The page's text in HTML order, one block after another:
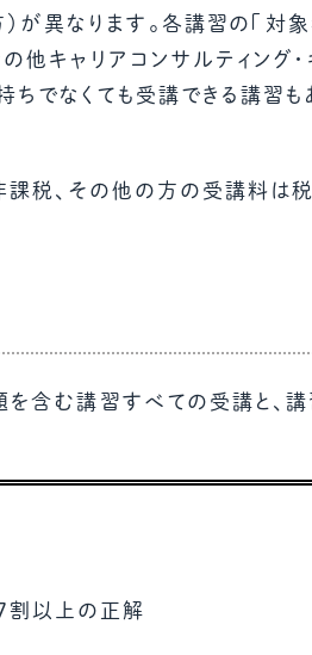
異なります。各講習の「対
他キャリアコンサルティング
でなくても受講できる講習も
税、その他の方の受講料は税
含む講習すべての受講と、
7割以上の正解